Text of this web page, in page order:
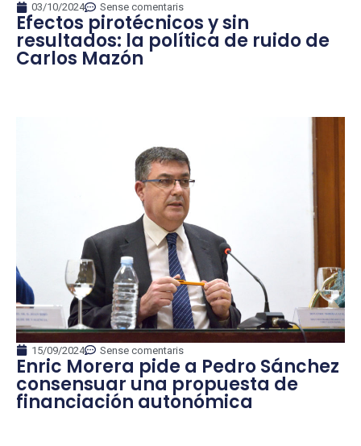
03/10/2024 Sense comentaris
Efectos pirotécnicos y sin
resultados: la política de ruido de
Carlos Mazón
15/09/2024 Sense comentaris
Enric Morera pide a Pedro Sánchez
consensuar una propuesta de
financiación autonómica